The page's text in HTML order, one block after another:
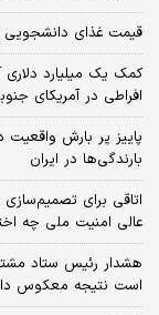
قیمت غذای دانشجویی
کمک یک میلیارد
افراطی در آمریکای
پاییز پر بارش واقعیت
بارندگی‌ها در ایران
اتاقی برای
عالی امنیت ملی چه
هشدار رئیس ستاد
است نتیجه معکوس